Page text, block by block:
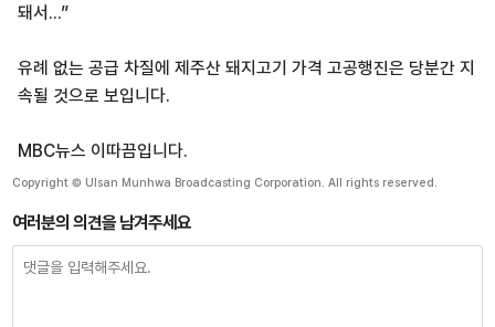
돼서...”
유례 없는 공급 차질에 제주산 돼지고기 가격 고공행진은 당분간 지
속될 것으로 보입니다.
MBC뉴스 이따끔입니다.
Copyright © Ulsan Munhwa Broadcasting Corporation. All rights reserved.
여러분의 의견을 남겨주세요